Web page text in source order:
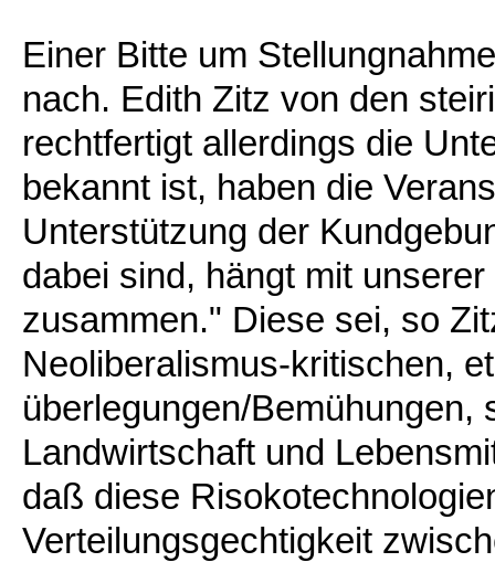
Einer Bitte um
nach. Edith Zitz von den
rechtfertigt allerdings die
bekannt ist, haben die
Unterstützung der
dabei sind, hängt mit
zusammen." Diese sei, so
Neoliberalismus-kritischen,
überlegungen/
Landwirtschaft und
daß diese
Verteilungsgechtigkeit